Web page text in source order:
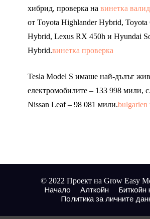
хибрид, проверка на винетка
от Toyota Highlander Hybrid, Toyota
Hybrid, Lexus RX 450h и Hyundai
Hybrid.винетка проверка
Tesla Model S имаше най-дълъг
електромобилите – 133 998 мили,
Nissan Leaf – 98 081 мили.bulgarien
© 2022 Проект на Grow Easy
Начало
Алткойн
Биткойн
Политика за личните